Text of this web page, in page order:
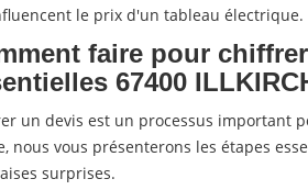
le prix d'un tableau électrique.
faire pour
67400
un devis est un processus important
nous vous présenterons les étapes
surprises.